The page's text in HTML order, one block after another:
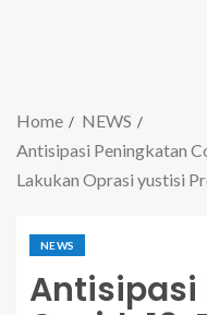
Home
NEWS
Antisipasi Peningkatan
Lakukan Oprasi yustisi
NEWS
Antisipasi